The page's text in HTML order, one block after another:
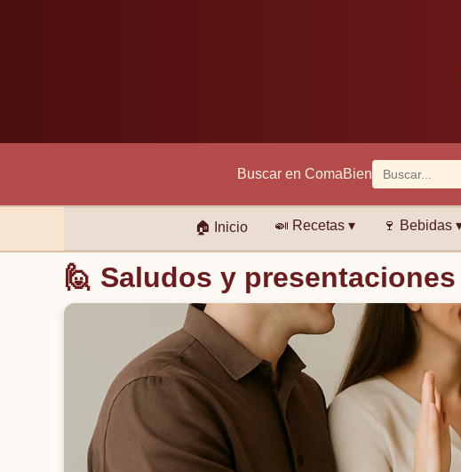
Buscar en ComaBien
🏠 Inicio 🍛 Recetas ▾ 🍷 Bebidas
🙋 Saludos y presentaciones